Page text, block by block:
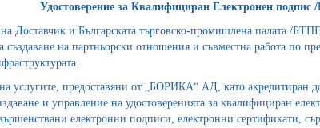
Удостоверение за Квалифициран Електронен
Доставчик и Българската търговско-промишлена палата /
създаване на партньорски отношения и съвместна работа по
услугите, предоставяни от „БОРИКА“ АД, като акредитиран
и управление на удостоверенията за квалифициран
електронни подписи, електронни сертификати,